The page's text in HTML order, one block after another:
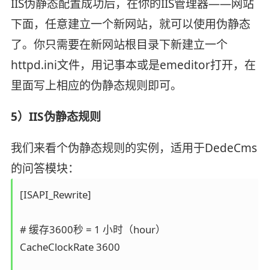
IIS伪静态配置成功后，在你的IIS管理器——网站
下面，任意建立一个新网站，就可以使用伪静态
了。你只需要在新网站根目录下新建立一个
httpd.ini文件，用记事本或是emeditor打开，在
里面写上相应的伪静态规则即可。
5）IIS伪静态规则
我们来看个伪静态规则的实例，适用于DedeCms
的问答模块：
[ISAPI_Rewrite]
# 缓存3600秒 = 1 小时（hour）
CacheClockRate 3600